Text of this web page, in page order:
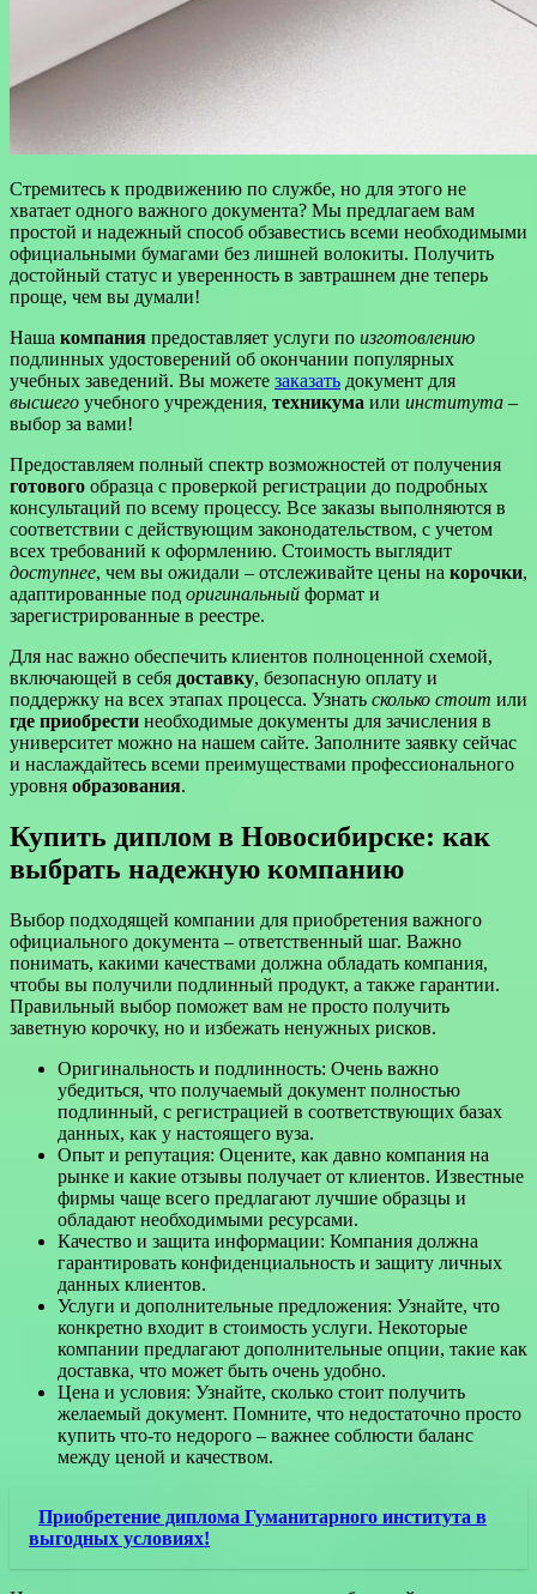
Стремитесь к продвижению по службе, но для этого не
хватает одного важного документа? Мы предлагаем вам
простой и надежный способ обзавестись всеми необходимыми
официальными бумагами без лишней волокиты. Получить
достойный статус и уверенность в завтрашнем дне теперь
проще, чем вы думали!
Наша компания предоставляет услуги по изготовлению
подлинных удостоверений об окончании популярных
учебных заведений. Вы можете заказать документ для
высшего учебного учреждения, техникума или института –
выбор за вами!
Предоставляем полный спектр возможностей от получения
готового образца с проверкой регистрации до подробных
консультаций по всему процессу. Все заказы выполняются в
соответствии с действующим законодательством, с учетом
всех требований к оформлению. Стоимость выглядит
доступнее, чем вы ожидали – отслеживайте цены на корочки,
адаптированные под оригинальный формат и
зарегистрированные в реестре.
Для нас важно обеспечить клиентов полноценной схемой,
включающей в себя доставку, безопасную оплату и
поддержку на всех этапах процесса. Узнать сколько стоит или
где приобрести необходимые документы для зачисления в
университет можно на нашем сайте. Заполните заявку сейчас
и наслаждайтесь всеми преимуществами профессионального
уровня образования.
Купить диплом в Новосибирске: как
выбрать надежную компанию
Выбор подходящей компании для приобретения важного
официального документа – ответственный шаг. Важно
понимать, какими качествами должна обладать компания,
чтобы вы получили подлинный продукт, а также гарантии.
Правильный выбор поможет вам не просто получить
заветную корочку, но и избежать ненужных рисков.
Оригинальность и подлинность: Очень важно
убедиться, что получаемый документ полностью
подлинный, с регистрацией в соответствующих базах
данных, как у настоящего вуза.
Опыт и репутация: Оцените, как давно компания на
рынке и какие отзывы получает от клиентов. Известные
фирмы чаще всего предлагают лучшие образцы и
обладают необходимыми ресурсами.
Качество и защита информации: Компания должна
гарантировать конфиденциальность и защиту личных
данных клиентов.
Услуги и дополнительные предложения: Узнайте, что
конкретно входит в стоимость услуги. Некоторые
компании предлагают дополнительные опции, такие как
доставка, что может быть очень удобно.
Цена и условия: Узнайте, сколько стоит получить
желаемый документ. Помните, что недостаточно просто
купить что-то недорого – важнее соблюсти баланс
между ценой и качеством.
Приобретение диплома Гуманитарного института в
выгодных условиях!